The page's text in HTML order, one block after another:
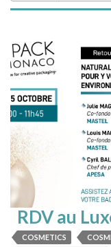
RDV au
mercredi 5/
COSMETICS